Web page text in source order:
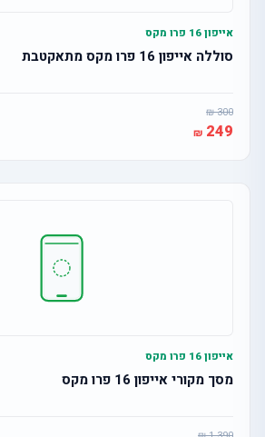
אייפון 16 פרו מקס
סוללה אייפון 16 פרו מקס מתאקטבת
300
249
אייפון 16 פרו מקס
מסך מקורי אייפון 16 פרו מקס